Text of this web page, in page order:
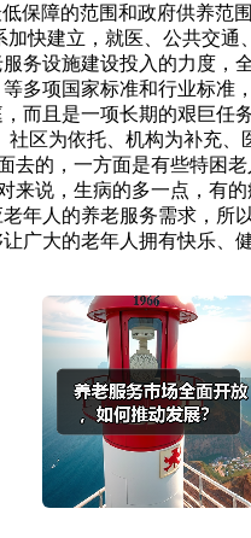
保障的范围和政府供养
快建立，就医、公共交
务设施建设投入的力度
多项国家标准和行业标
而且是一项长期的艰巨
区为依托、机构为补充
去的，一方面是有些特
来说，生病的多一点，
年人的养老服务需求，
广大的老年人拥有快乐、